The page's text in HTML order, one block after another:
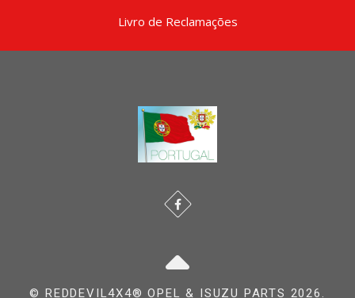
Livro de Reclamações
© REDDEVIL4X4® OPEL & ISUZU PARTS 2026.